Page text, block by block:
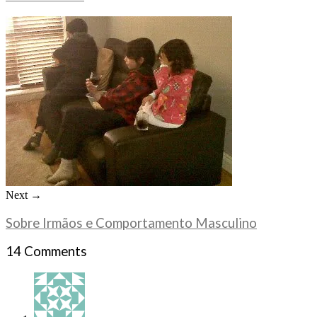
Next →
Sobre Irmãos e Comportamento Masculino
14 Comments